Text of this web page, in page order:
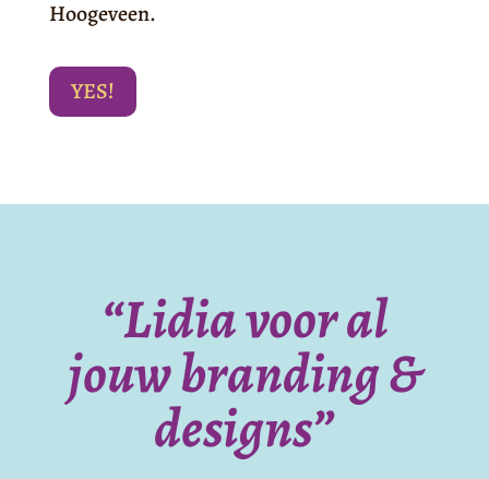
Hoogeveen.
YES!
“Lidia voor al
jouw branding &
designs”